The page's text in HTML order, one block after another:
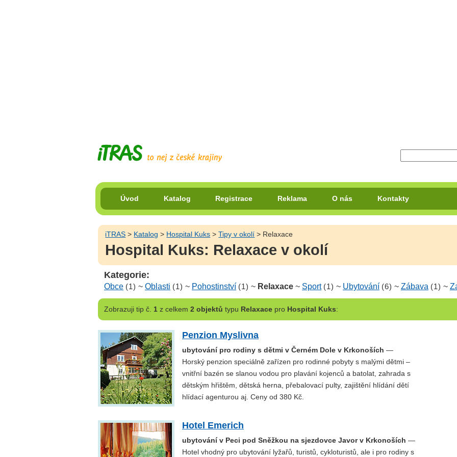
Úvod Katalog Registrace Reklama O nás Kontakty
iTRAS > Katalog > Hospital Kuks >Tipy v okolí > Relaxace
Hospital Kuks: Relaxace v okolí
Kategorie:
Obce (1) ~ Oblasti (1) ~ Pohostinství (1) ~ Relaxace ~ Sport (1) ~ Ubytování (6) ~ Zábava (1) ~
Zobrazujitip č. 1z celkem 2 objektů typu Relaxacepro Hospital Kuks:
Penzion Myslivna
ubytování pro rodiny s dětmi v Černém Dole v Krkonoších —
Horský penzion speciálně zařízen pro rodinné pobyty s malými dětmi –
vnitřní bazén se slanou vodou pro plavání kojenců a batolat, zahrada s
dětským hřištěm, dětská herna, přebalovací pulty, zajištění hlídání dětí
hlídací agenturou aj. Ceny od 380 Kč.
Hotel Emerich
ubytování v Peci pod Sněžkou na sjezdovce Javor v Krkonoších —
Hotel vhodný pro ubytování lyžařů, turistů, cykloturistů, ale i pro rodiny s